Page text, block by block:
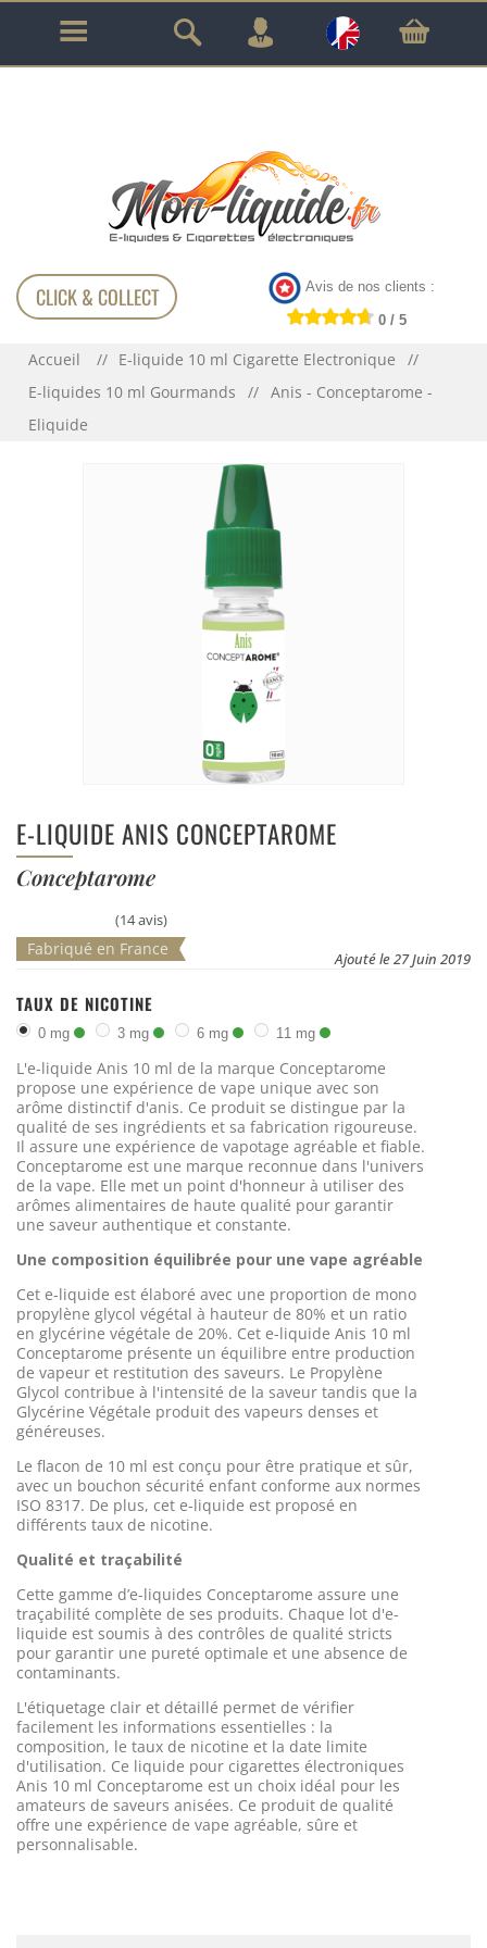
GARANTIE À VIE SUR TOUT LE MATÉRIEL
!!!
CLICK & COLLECT Avis de nos clients :
0 / 5
Accueil
E-liquide 10 ml Cigarette Electronique
E-liquides 10 ml Gourmands
Anis - Conceptarome -
Eliquide
E-LIQUIDE ANIS CONCEPTAROME
Conceptarome
(14 avis)
Ajouté le 27 Juin 2019
TAUX DE NICOTINE
0 mg 3 mg 6 mg 11 mg
Fabriqué en France
L'e-liquide Anis 10 ml de la marque Conceptarome
propose une expérience de vape unique avec son
arôme distinctif d'anis. Ce produit se distingue par la
qualité de ses ingrédients et sa fabrication rigoureuse.
Il assure une expérience de vapotage agréable et fiable.
Conceptarome est une marque reconnue dans l'univers
de la vape. Elle met un point d'honneur à utiliser des
arômes alimentaires de haute qualité pour garantir
une saveur authentique et constante.
Une composition équilibrée pour une vape agréable
Cet e-liquide est élaboré avec une proportion de mono
propylène glycol végétal à hauteur de 80% et un ratio
en glycérine végétale de 20%. Cet e-liquide Anis 10 ml
Conceptarome présente un équilibre entre production
de vapeur et restitution des saveurs. Le Propylène
Glycol contribue à l'intensité de la saveur tandis que la
Glycérine Végétale produit des vapeurs denses et
généreuses.
Le flacon de 10 ml est conçu pour être pratique et sûr,
avec un bouchon sécurité enfant conforme aux normes
ISO 8317. De plus, cet e-liquide est proposé en
différents taux de nicotine.
Qualité et traçabilité
Cette gamme d’e-liquides Conceptarome assure une
traçabilité complète de ses produits. Chaque lot d'e-
liquide est soumis à des contrôles de qualité stricts
pour garantir une pureté optimale et une absence de
contaminants.
L'étiquetage clair et détaillé permet de vérifier
facilement les informations essentielles : la
composition, le taux de nicotine et la date limite
d'utilisation. Ce liquide pour cigarettes électroniques
Anis 10 ml Conceptarome est un choix idéal pour les
amateurs de saveurs anisées. Ce produit de qualité
offre une expérience de vape agréable, sûre et
personnalisable.